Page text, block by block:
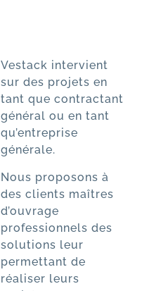
Vestack intervient
sur des projets en
tant que contractant
général ou en tant
qu’entreprise
générale.
Nous proposons à
des clients maîtres
d’ouvrage
professionnels des
solutions leur
permettant de
réaliser leurs